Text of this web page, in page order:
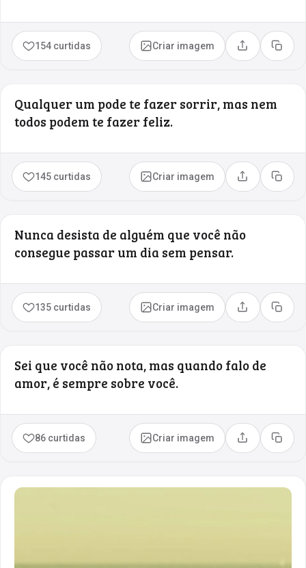
154 curtidas Criar imagem Compartilhar
Copiar
Qualquer um pode te fazer sorrir, mas nem
todos podem te fazer feliz.
145 curtidas Criar imagem Compartilhar
Copiar
Nunca desista de alguém que você não
consegue passar um dia sem pensar.
135 curtidas Criar imagem Compartilhar
Copiar
Sei que você não nota, mas quando falo de
amor, é sempre sobre você.
86 curtidas Criar imagem Compartilhar
Copiar